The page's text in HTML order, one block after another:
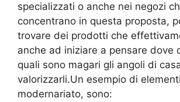
specializzati o anche nei negozi
concentrano in questa proposta,
trovare dei prodotti che
anche ad iniziare a pensare dove
quali sono magari gli angoli di
valorizzarli.Un esempio di
modernariato, sono: